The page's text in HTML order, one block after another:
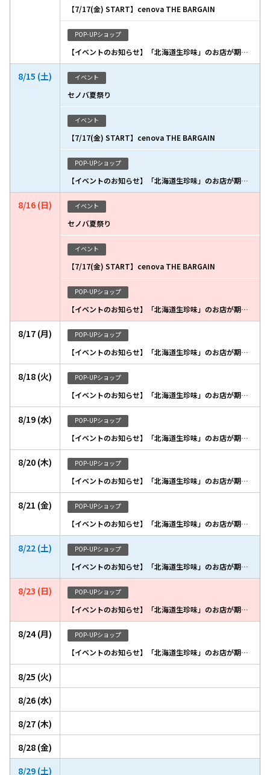
【7/17(金) START】cenova THE BARGAIN
POP-UPショップ
【イベントのお知らせ】「北海道生珍味」のお店が期間限定出店いたします
8/15 (土) イベント
セノバ夏祭り
イベント
【7/17(金) START】cenova THE BARGAIN
POP-UPショップ
【イベントのお知らせ】「北海道生珍味」のお店が期間限定出店いたします
8/16 (日) イベント
セノバ夏祭り
イベント
【7/17(金) START】cenova THE BARGAIN
POP-UPショップ
【イベントのお知らせ】「北海道生珍味」のお店が期間限定出店いたします
8/17 (月) POP-UPショップ
【イベントのお知らせ】「北海道生珍味」のお店が期間限定出店いたします
8/18 (火) POP-UPショップ
【イベントのお知らせ】「北海道生珍味」のお店が期間限定出店いたします
8/19 (水) POP-UPショップ
【イベントのお知らせ】「北海道生珍味」のお店が期間限定出店いたします
8/20 (木) POP-UPショップ
【イベントのお知らせ】「北海道生珍味」のお店が期間限定出店いたします
8/21 (金) POP-UPショップ
【イベントのお知らせ】「北海道生珍味」のお店が期間限定出店いたします
8/22 (土) POP-UPショップ
【イベントのお知らせ】「北海道生珍味」のお店が期間限定出店いたします
8/23 (日) POP-UPショップ
【イベントのお知らせ】「北海道生珍味」のお店が期間限定出店いたします
8/24 (月) POP-UPショップ
【イベントのお知らせ】「北海道生珍味」のお店が期間限定出店いたします
8/25 (火)
8/26 (水)
8/27 (木)
8/28 (金)
8/29 (土)